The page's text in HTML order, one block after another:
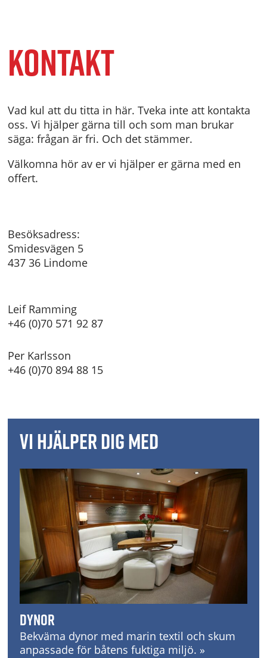
Kontakt
Vad kul att du titta in här. Tveka inte att kontakta
oss. Vi hjälper gärna till och som man brukar
säga: frågan är fri. Och det stämmer.
Välkomna hör av er vi hjälper er gärna med en
offert.
Besöksadress:
Smidesvägen 5
437 36 Lindome
Leif Ramming
+46 (0)70 571 92 87
Per Karlsson
+46 (0)70 894 88 15
Vi hjälper dig med
Dynor
Bekväma dynor med marin textil och skum
anpassade för båtens fuktiga miljö. »